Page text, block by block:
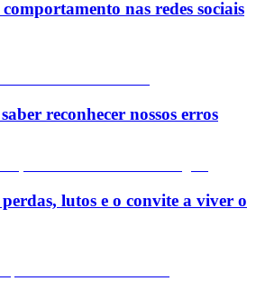
nas redes sociais
reconhecer nossos erros
lutos e o convite a viver o